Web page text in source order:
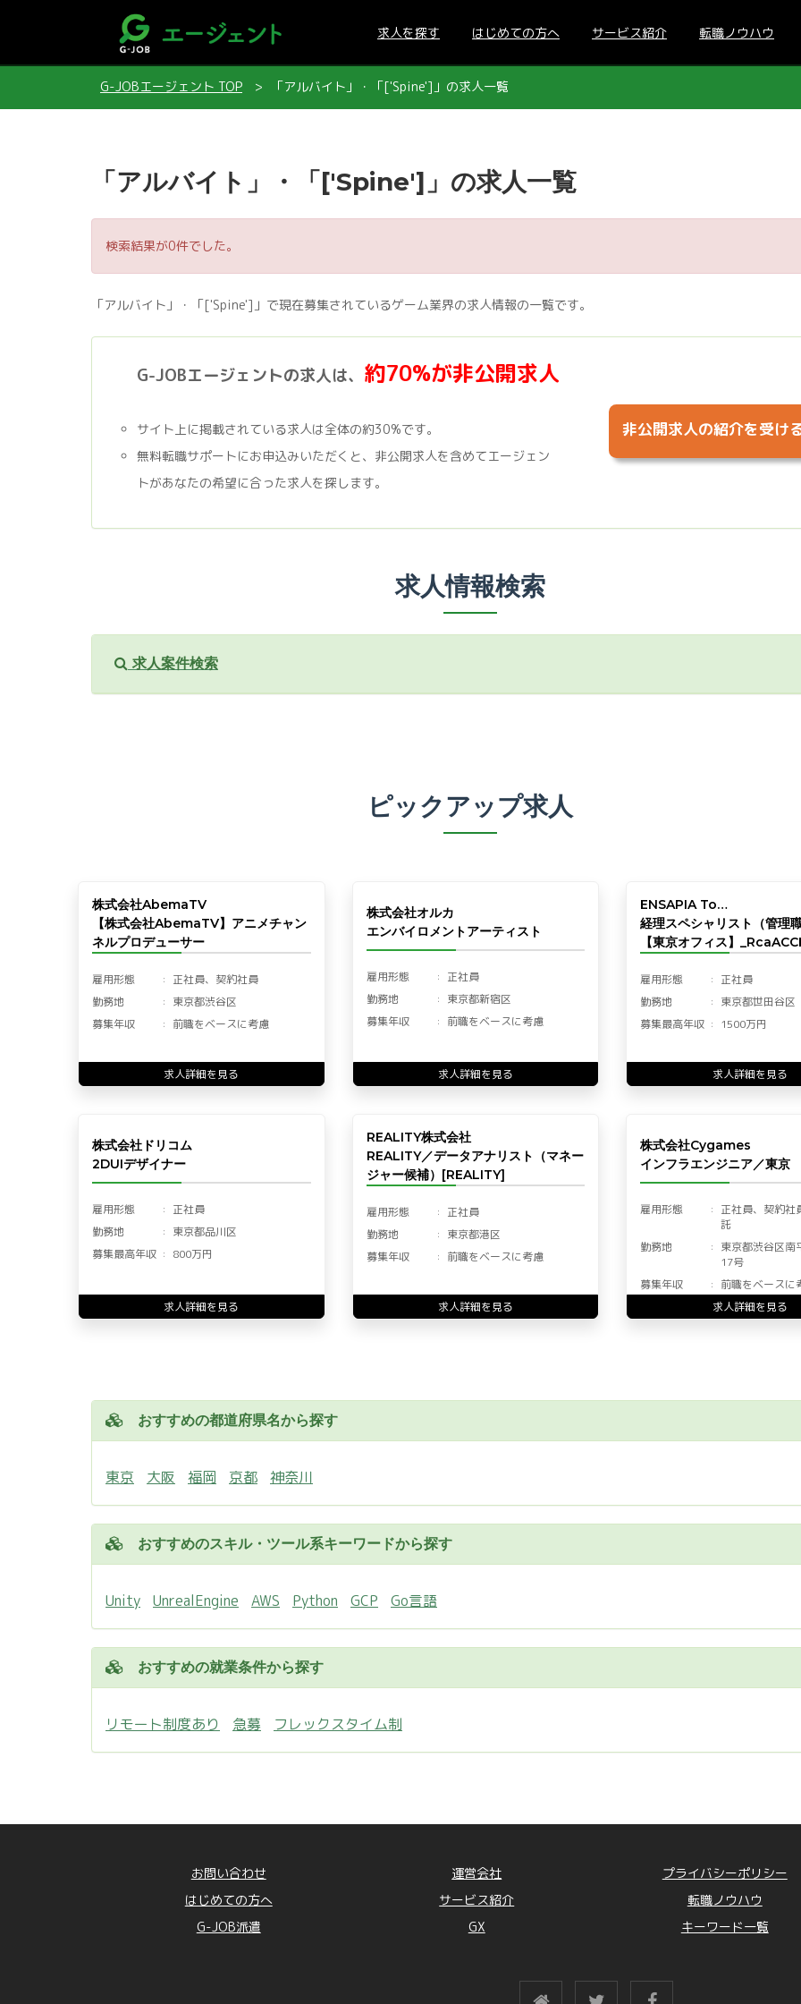
求人を探す はじめての方へ サービス紹介 転職ノウハウ
G-JOBエージェント TOP 「アルバイト」・「['Spine']」の求人一覧
「アルバイト」・「['Spine']」の求人一覧
検索結果が0件でした。
「アルバイト」・「['Spine']」で現在募集されているゲーム業界の求人情報の一覧です。
G-JOBエージェントの求人は、 約70%が非公開求人
サイト上に掲載されている求人は全体の約30%です。
無料転職サポートにお申込みいただくと、非公開求人を含めてエージェン
トがあなたの希望に合った求人を探します。
非公開求人の紹介を受け
求人情報検索
求人案件検索
ピックアップ求人
株式会社AbemaTV
【株式会社AbemaTV】アニメチャン
ネルプロデューサー
雇用形態
正社員、契約社員
勤務地
東京都渋谷区
募集年収
前職をベースに考慮
求人詳細を見る
株式会社オルカ
エンバイロメントアーティスト
雇用形態
正社員
勤務地
東京都新宿区
募集年収
前職をベースに考慮
求人詳細を見る
ENSAPIA To…
経理スペシャリスト（管理
【東京オフィス】
雇用形態
正社員
勤務地
東京都世田谷区
募集最高年収
1500万円
求人詳細を見る
株式会社ドリコム
2DUIデザイナー
雇用形態
正社員
勤務地
東京都品川区
募集最高年収
800万円
求人詳細を見る
REALITY株式会社
REALITY／データアナリスト（マネー
ジャー候補）[REALITY]
雇用形態
正社員
勤務地
東京都港区
募集年収
前職をベースに考慮
求人詳細を見る
株式会社Cygames
インフラエンジニア／東京
雇用形態
正社員、契約社
託
勤務地
東京都渋谷区南
17号
募集年収
前職をベースに
求人詳細を見る
おすすめの都道府県名から探す
東京 大阪 福岡 京都 神奈川
おすすめのスキル・ツール系キーワードから探す
Unity UnrealEngine AWS Python GCP Go言語
おすすめの就業条件から探す
リモート制度あり 急募 フレックスタイム制
お問い合わせ 運営会社
プライバシーポリシー
はじめての方へ
サービス紹介
転職ノウハウ
G-JOB派遣
GX キーワード一覧